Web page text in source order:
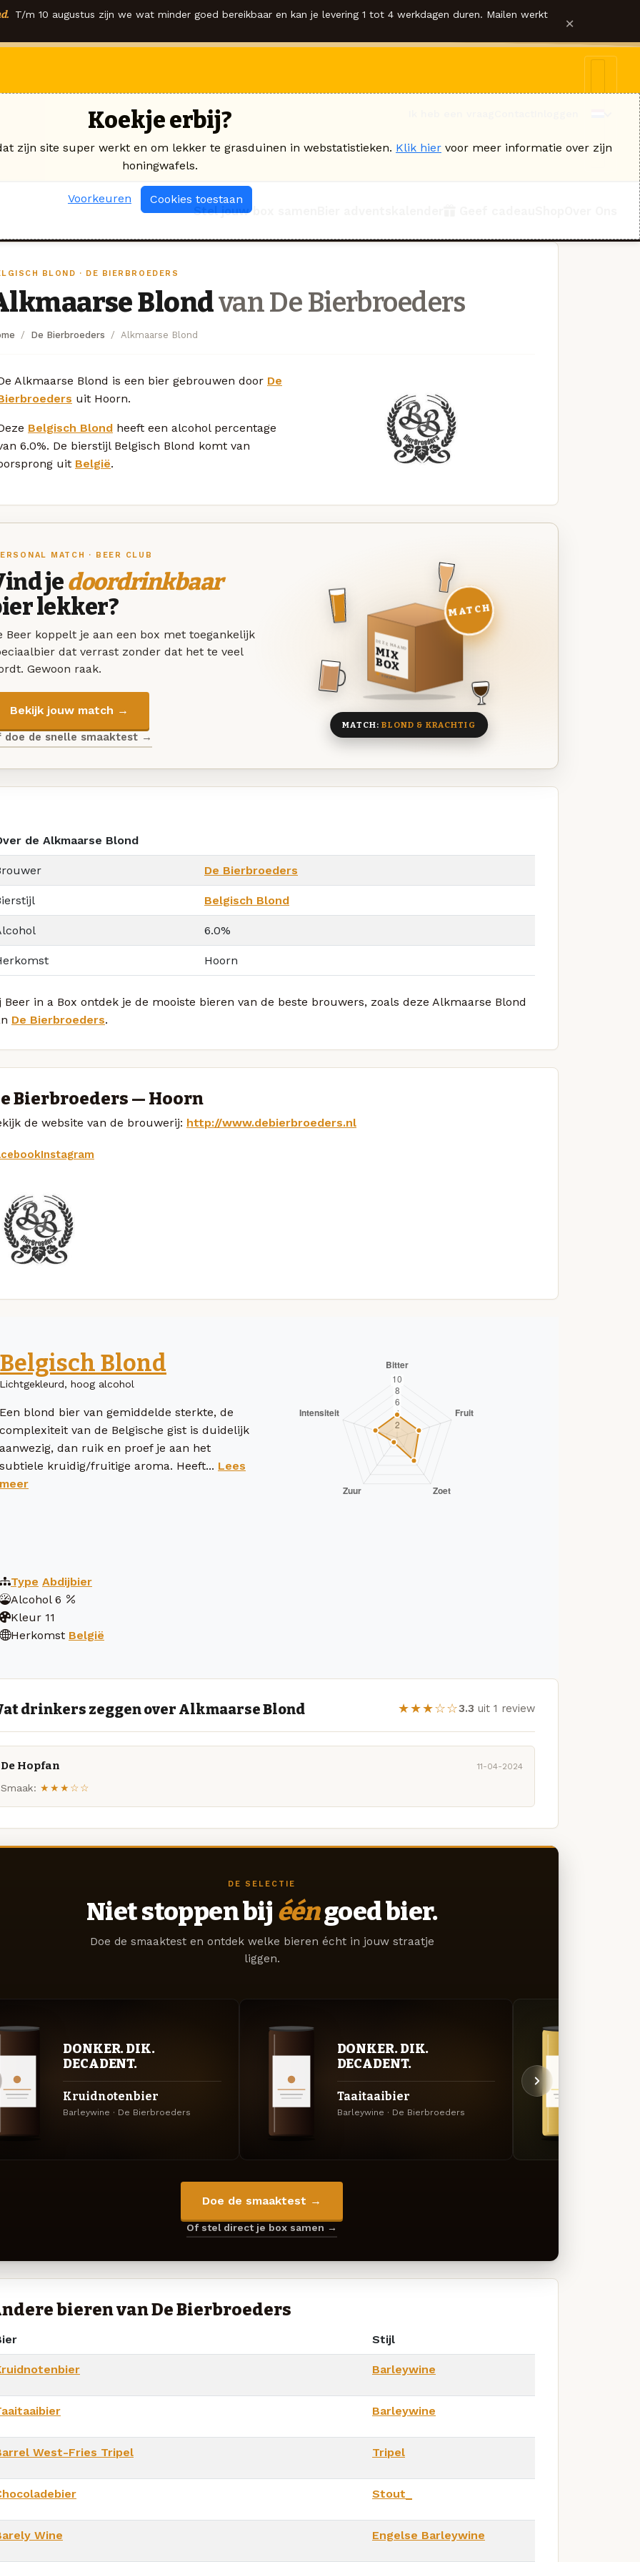
T/m 10 augustus zijn we wat minder goed bereikbaar en kan je levering 1 tot 4 werkdagen duren. Mailen werkt ×
Stel jouw box samen
BLOND · DE BIERBROEDERS
Blondvan De Bierbroeders
De Bierbroeders Alkmaarse Blond
Alkmaarse Blond is een bier gebrouwen door De
uit Hoorn.
Belgisch Blond heeft een alcohol percentage
6.0%. De bierstijl Belgisch Blond komt van
uit België.
MATCH · BEER CLUB
jedoordrinkbaar
lekker?
Beer koppelt je aan een box met toegankelijk
dat verrast zonder dat het te veel
Gewoon raak.
Bekijk jouw match →
doe de snelle smaaktest →
DEZE MAAND
MIX
BOX
8 BIEREN
MATCH
MATCH:BLOND & KRACHTIG
de Alkmaarse Blond
De Bierbroeders
Belgisch Blond
6.0%
Hoorn
Beer in a Box ontdek je de mooiste bieren van de beste brouwers, zoals deze Alkmaarse Blond
De Bierbroeders.
Bierbroeders — Hoorn
de website van de brouwerij: http://www.debierbroeders.nl
Instagram
Belgisch Blond
Lichtgekleurd, hoog alcohol
Een blond bier van gemiddelde sterkte, de
complexiteit van de Belgische gist is duidelijk
aanwezig, dan ruik en proef je aan het
subtiele kruidig/fruitige aroma. Heeft... Lees
meer
Type Abdijbier
Alcohol 6
Kleur 11
Herkomst België
drinkers zeggen over Alkmaarse Blond ★★★☆☆3.3 uit 1 review
De Hopfan 11-04-2024
Smaak: ★★★☆☆
DE SELECTIE
Niet stoppen bij ééngoed bier.
Doe de smaaktest en ontdek welke bieren écht in jouw straatje
liggen.
DONKER. DIK.
DECADENT.
Kruidnotenbier
Barleywine · De Bierbroeders
DONKER. DIK.
DECADENT.
Taaitaaibier
Barleywine · De Bierbroeders
Doe de smaaktest →
Of stel direct je box samen →
bieren van De Bierbroeders
Stijl
Barleywine
Barleywine
West-Fries Tripel Tripel
Stout_
Wine Engelse Barleywine
Koekje erbij?
zijn site super werkt en om lekker te grasduinen in webstatistieken. Klik hier voor meer informatie over zijn
honingwafels.
Voorkeuren Cookies toestaan